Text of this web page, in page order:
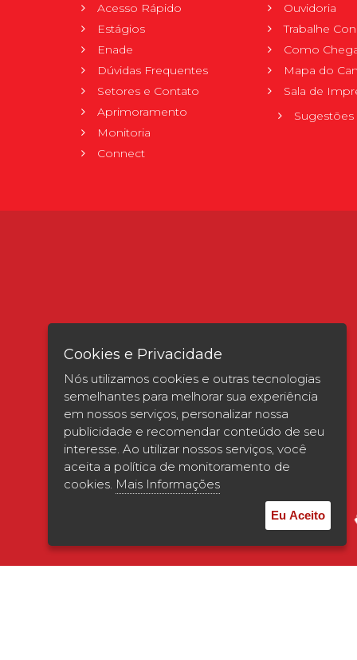
Acesso Rápido
Estágios
Enade
Dúvidas Frequentes
Setores e Contato
Aprimoramento
Monitoria
Connect
Ouvidoria
Trabalhe
Como
Mapa do
Sala de
Verificada por
Cookies e Privacidade
Nós utilizamos cookies e outras tecnologias
semelhantes para melhorar sua experiência
em nossos serviços, personalizar nossa
publicidade e recomendar conteúdo de seu
interesse. Ao utilizar nossos serviços, você
aceita a política de monitoramento de
cookies. Mais Informações
Eu Aceito